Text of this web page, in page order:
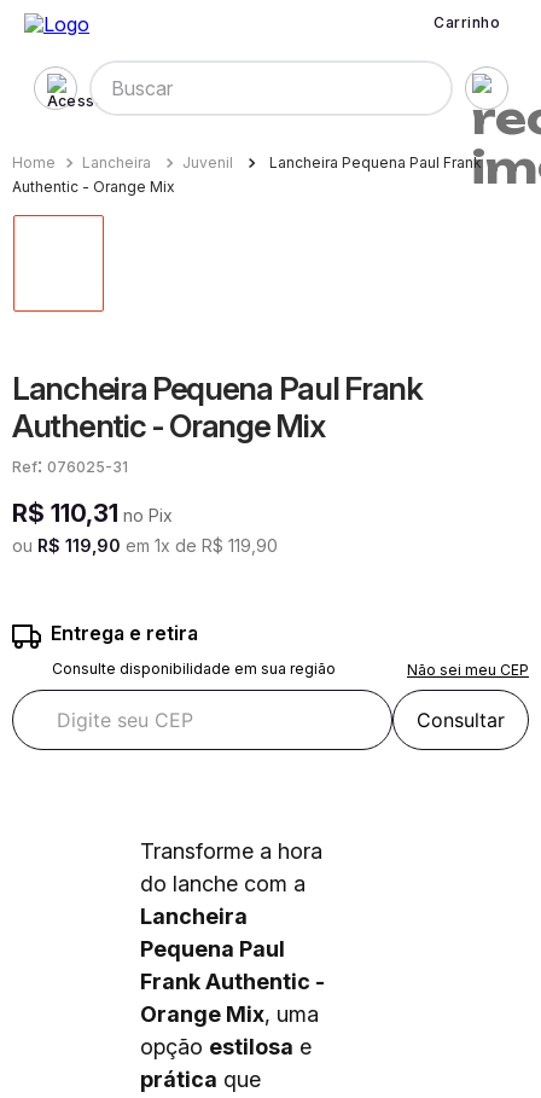
Carrinho
Buscar
Lancheira Juvenil
Lancheira Pequena Paul Frank
Authentic - Orange Mix
Lancheira Pequena Paul Frank
Authentic - Orange Mix
: 076025-31
R$ 110,31 no Pix
ou R$ 119 90 em 1x de R$ 119 90
Entrega e retira
Consulte disponibilidade em sua região Não sei meu CEP
Consultar
Transforme a hora
do lanche com a
Lancheira
Pequena Paul
Frank Authentic -
Orange Mix, uma
opção estilosa e
prática que